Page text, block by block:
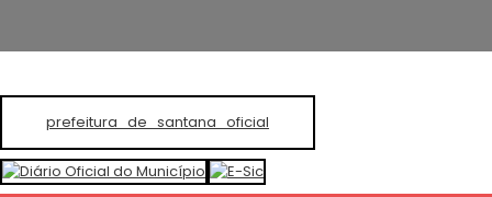
prefeitura_de_santana_oficial